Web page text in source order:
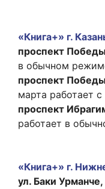
«Книга+» г.
проспект
в обычном
проспект
марта работает
проспект
работает в
«Книга+» г.
ул. Баки